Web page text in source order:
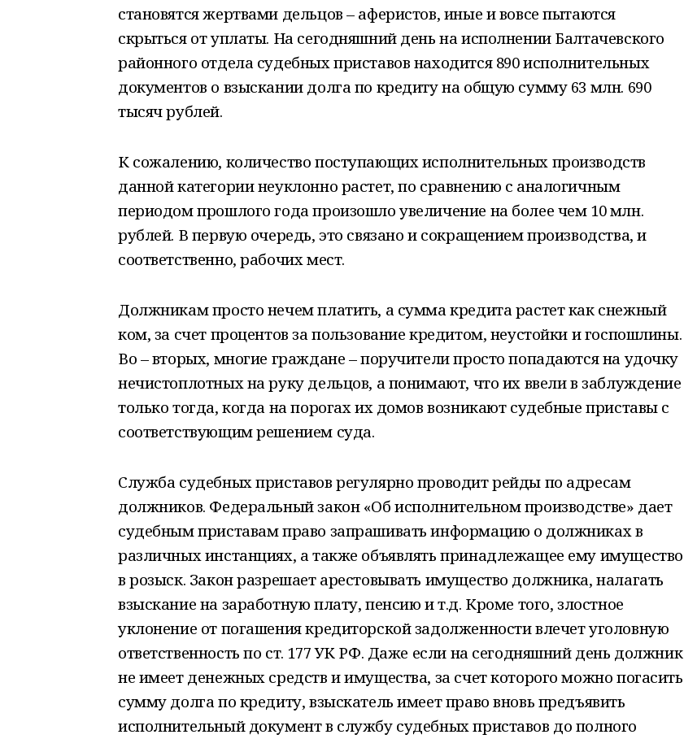
становятся жертвами дельцов – аферистов, иные и вовсе пытаются
скрыться от уплаты. На сегодняшний день на исполнении Балтачевского
районного отдела судебных приставов находится 890 исполнительных
документов о взыскании долга по кредиту на общую сумму 63 млн. 690
тысяч рублей.
К сожалению, количество поступающих исполнительных производств
данной категории неуклонно растет, по сравнению с аналогичным
периодом прошлого года произошло увеличение на более чем 10 млн.
рублей. В первую очередь, это связано и сокращением производства, и
соответственно, рабочих мест.
Должникам просто нечем платить, а сумма кредита растет как снежный
ком, за счет процентов за пользование кредитом, неустойки и госпошлины.
Во – вторых, многие граждане – поручители просто попадаются на удочку
нечистоплотных на руку дельцов, а понимают, что их ввели в заблуждение
только тогда, когда на порогах их домов возникают судебные приставы с
соответствующим решением суда.
Служба судебных приставов регулярно проводит рейды по адресам
должников. Федеральный закон «Об исполнительном производстве» дает
судебным приставам право запрашивать информацию о должниках в
различных инстанциях, а также объявлять принадлежащее ему имущество
в розыск. Закон разрешает арестовывать имущество должника, налагать
взыскание на заработную плату, пенсию и т.д. Кроме того, злостное
уклонение от погашения кредиторской задолженности влечет уголовную
ответственность по ст. 177 УК РФ. Даже если на сегодняшний день должник
не имеет денежных средств и имущества, за счет которого можно погасить
сумму долга по кредиту, взыскатель имеет право вновь предъявить
исполнительный документ в службу судебных приставов до полного